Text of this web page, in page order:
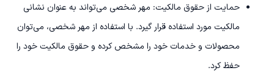
حمایت از حقوق مالکیت: مهر شخصی می‌تواند به عنوان نشانی
مالکیت مورد استفاده قرار گیرد. با استفاده از مهر شخصی، می‌توان
محصولات و خدمات خود را مشخص کرده و حقوق مالکیت خود را
حفظ کرد.